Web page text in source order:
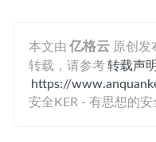
本文由 亿格云 原创发
转载，请参考 转载声明
https://
安全KER - 有思想的安